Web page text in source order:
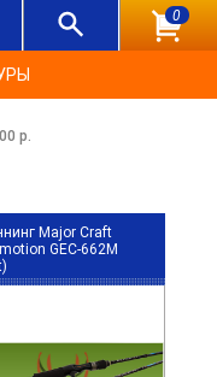
0
р.
Major Craft
GEC-662M